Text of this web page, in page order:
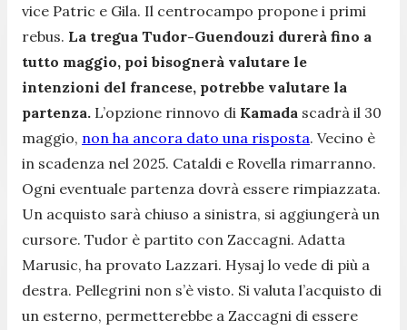
vice Patric e Gila. Il centrocampo propone i primi
rebus. La tregua Tudor-Guendouzi durerà fino a
tutto maggio, poi bisognerà valutare le
intenzioni del francese, potrebbe valutare la
partenza. L’opzione rinnovo di Kamada scadrà il 30
maggio, non ha ancora dato una risposta. Vecino è
in scadenza nel 2025. Cataldi e Rovella rimarranno.
Ogni eventuale partenza dovrà essere rimpiazzata.
Un acquisto sarà chiuso a sinistra, si aggiungerà un
cursore. Tudor è partito con Zaccagni. Adatta
Marusic, ha provato Lazzari. Hysaj lo vede di più a
destra. Pellegrini non s’è visto. Si valuta l’acquisto di
un esterno, permetterebbe a Zaccagni di essere